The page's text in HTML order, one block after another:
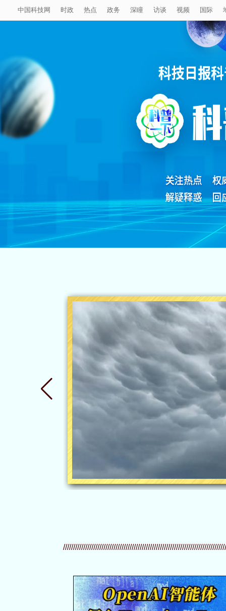
中国科技网 时政 热点 政务 深瞳 访谈 视频 国际